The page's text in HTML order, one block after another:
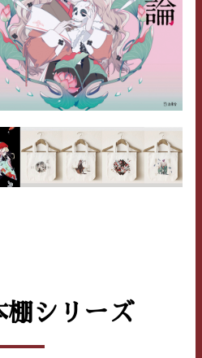
棚シリーズ